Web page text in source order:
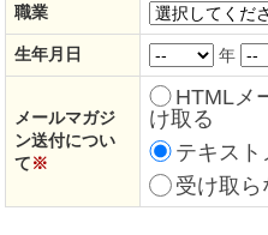
職業
生年月日 年
メールマガジ
ン送付につい
て※
HTMLメ
け取る
テキスト
受け取ら